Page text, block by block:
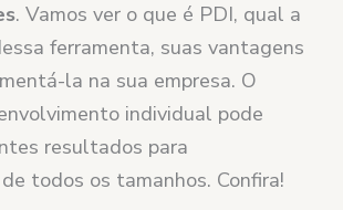
. Vamos ver o que é PDI, qual a
ferramenta, suas vantagens
la na sua empresa. O
individual pode
resultados para
todos os tamanhos. Confira!